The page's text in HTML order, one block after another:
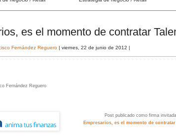
es el momento de contratar
Fernández Reguero | viernes, 22 de junio de 2012 |
Fernández Reguero
Post publicado como firma
Empresarios, es el momento de